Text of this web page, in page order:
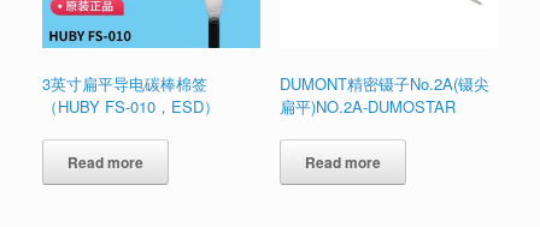
3英寸扁平导电碳棒棉签
（HUBY FS-010，ESD）
Read more
DUMONT精密镊子No.2A(镊尖
扁平)NO.2A-DUMOSTAR
Read more